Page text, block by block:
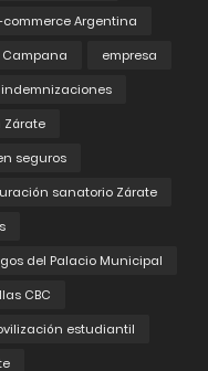
commerce Argentina
empresa
Zárate
seguros
sanatorio Zárate
del Palacio Municipal
CBC
estudiantil